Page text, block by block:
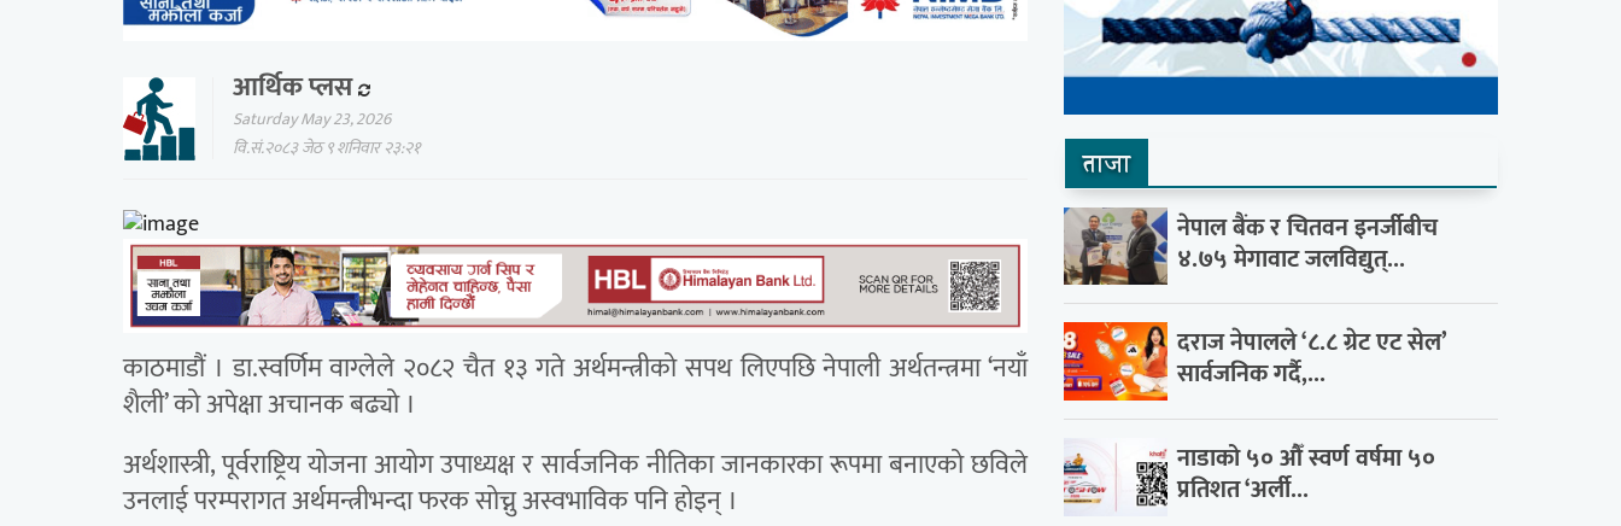
आर्थिक प्लस
Saturday May 23, 2026
वि.सं.२०८३ जेठ ९ शनिवार २३:२१
काठमाडौं । डा.स्वर्णिम वाग्लेले २०८२ चैत १३ गते अर्थमन्त्रीको सपथ लिएपछि नेपाली अर्थतन्त्रमा ‘नयाँ
शैली’ को अपेक्षा अचानक बढ्यो ।
अर्थशास्त्री, पूर्वराष्ट्रिय योजना आयोग उपाध्यक्ष र सार्वजनिक नीतिका जानकारका रूपमा बनाएको छविले
उनलाई परम्परागत अर्थमन्त्रीभन्दा फरक सोच्नु अस्वभाविक पनि होइन् ।
ताजा
नेपाल बैंक र चितवन इनर्जीबीच
४.७५ मेगावाट जलविद्युत्...
दराज नेपालले ‘८.८ ग्रेट एट सेल’
सार्वजनिक गर्दै,...
नाडाको ५० औँ स्वर्ण वर्षमा ५०
प्रतिशत ‘अर्ली...